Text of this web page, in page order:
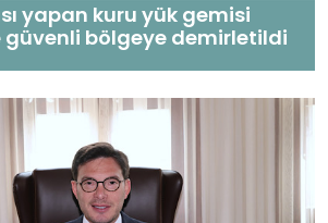
yapan kuru yük gemisi
bölgeye demirletildi